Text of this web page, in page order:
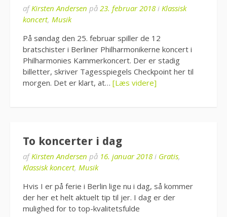
afKirsten Andersen på 23. februar 2018 i Klassisk
koncert, Musik
På søndag den 25. februar spiller de 12
bratschister i Berliner Philharmonikerne koncert i
Philharmonies Kammerkoncert. Der er stadig
billetter, skriver Tagesspiegels Checkpoint her til
morgen. Det er klart, at… [Læs videre]
To koncerter i dag
afKirsten Andersen på 16. januar 2018 i Gratis,
Klassisk koncert, Musik
Hvis I er på ferie i Berlin lige nu i dag, så kommer
der her et helt aktuelt tip til jer. I dag er der
mulighed for to top-kvalitetsfulde